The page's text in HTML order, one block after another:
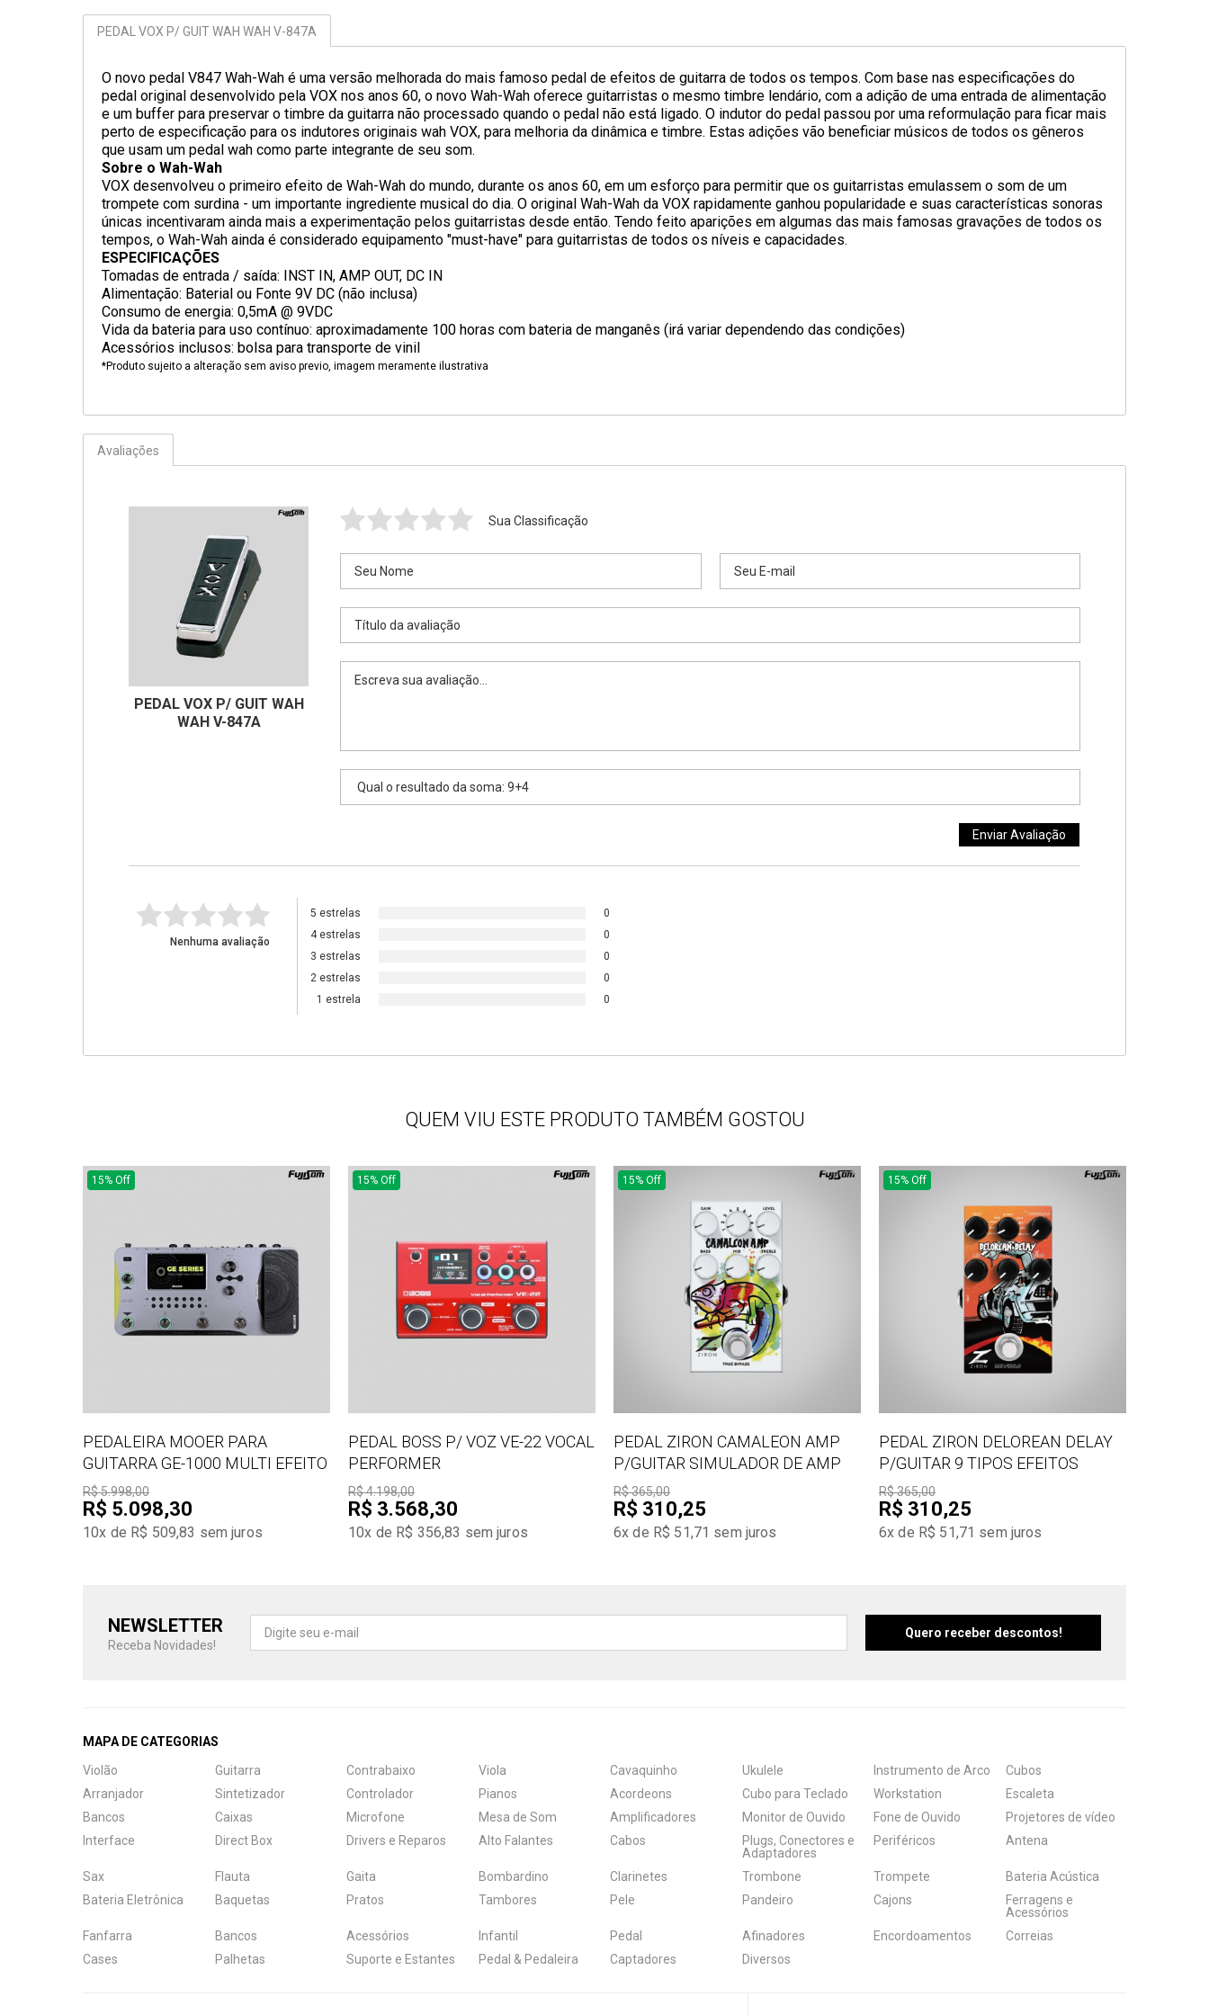
PEDAL VOX P/ GUIT WAH WAH V-847A
O novo pedal V847 Wah-Wah é uma versão melhorada do mais famoso pedal de efeitos de guitarra de todos os tempos. Com base nas especificações do
pedal original desenvolvido pela VOX nos anos 60, o novo Wah-Wah oferece guitarristas o mesmo timbre lendário, com a adição de uma entrada de alimentação
e um buffer para preservar o timbre da guitarra não processado quando o pedal não está ligado. O indutor do pedal passou por uma reformulação para ficar mais
perto de especificação para os indutores originais wah VOX, para melhoria da dinâmica e timbre. Estas adições vão beneficiar músicos de todos os gêneros
que usam um pedal wah como parte integrante de seu som.
Sobre o Wah-Wah
VOX desenvolveu o primeiro efeito de Wah-Wah do mundo, durante os anos 60, em um esforço para permitir que os guitarristas emulassem o som de um
trompete com surdina - um importante ingrediente musical do dia. O original Wah-Wah da VOX rapidamente ganhou popularidade e suas características sonoras
únicas incentivaram ainda mais a experimentação pelos guitarristas desde então. Tendo feito aparições em algumas das mais famosas gravações de todos os
tempos, o Wah-Wah ainda é considerado equipamento "must-have" para guitarristas de todos os níveis e capacidades.
ESPECIFICAÇÕES
Tomadas de entrada / saída: INST IN, AMP OUT, DC IN
Alimentação: Baterial ou Fonte 9V DC (não inclusa)
Consumo de energia: 0,5mA @ 9VDC
Vida da bateria para uso contínuo: aproximadamente 100 horas com bateria de manganês (irá variar dependendo das condições)
Acessórios inclusos: bolsa para transporte de vinil
*Produto sujeito a alteração sem aviso previo, imagem meramente ilustrativa
Avaliações
PEDAL VOX P/ GUIT WAH
WAH V-847A
Sua Classificação
Nenhuma avaliação
5 estrelas
0
4 estrelas
0
3 estrelas
0
2 estrelas
0
1 estrela
0
QUEM VIU ESTE PRODUTO TAMBÉM GOSTOU
15% Off
PEDALEIRA MOOER PARA
GUITARRA GE-1000 MULTI EFEITO
R$ 5.998,00
R$ 5.098,30
10x de R$ 509,83 sem juros
15% Off
PEDAL BOSS P/ VOZ VE-22 VOCAL
PERFORMER
R$ 4.198,00
R$ 3.568,30
10x de R$ 356,83 sem juros
15% Off
PEDAL ZIRON CAMALEON AMP
P/GUITAR SIMULADOR DE AMP
R$ 365,00
R$ 310,25
6x de R$ 51,71 sem juros
15% Off
PEDAL ZIRON DELOREAN DELAY
P/GUITAR 9 TIPOS EFEITOS
R$ 365,00
R$ 310,25
6x de R$ 51,71 sem juros
NEWSLETTER
Receba Novidades!
MAPA DE CATEGORIAS
Violão
Guitarra Contrabaixo Viola Cavaquinho Ukulele Instrumento de Arco
Cubos
Arranjador
Sintetizador Controlador Pianos Acordeons Cubo para Teclado Workstation
Escaleta
Bancos
Caixas Microfone Mesa de Som Amplificadores Monitor de Ouvido Fone de Ouvido
Projetores de vídeo
Interface
Direct Box Drivers e Reparos Alto Falantes Cabos
Plugs, Conectores e
Adaptadores
Periféricos Antena
Sax Flauta Gaita Bombardino Clarinetes Trombone Trompete
Bateria Acústica
Bateria Eletrônica
Baquetas Pratos Tambores Pele Pandeiro Cajons
Ferragens e
Acessórios
Fanfarra
Bancos Acessórios Infantil Pedal Afinadores Encordoamentos
Correias
Cases
Palhetas Suporte e Estantes Pedal & Pedaleira Captadores Diversos